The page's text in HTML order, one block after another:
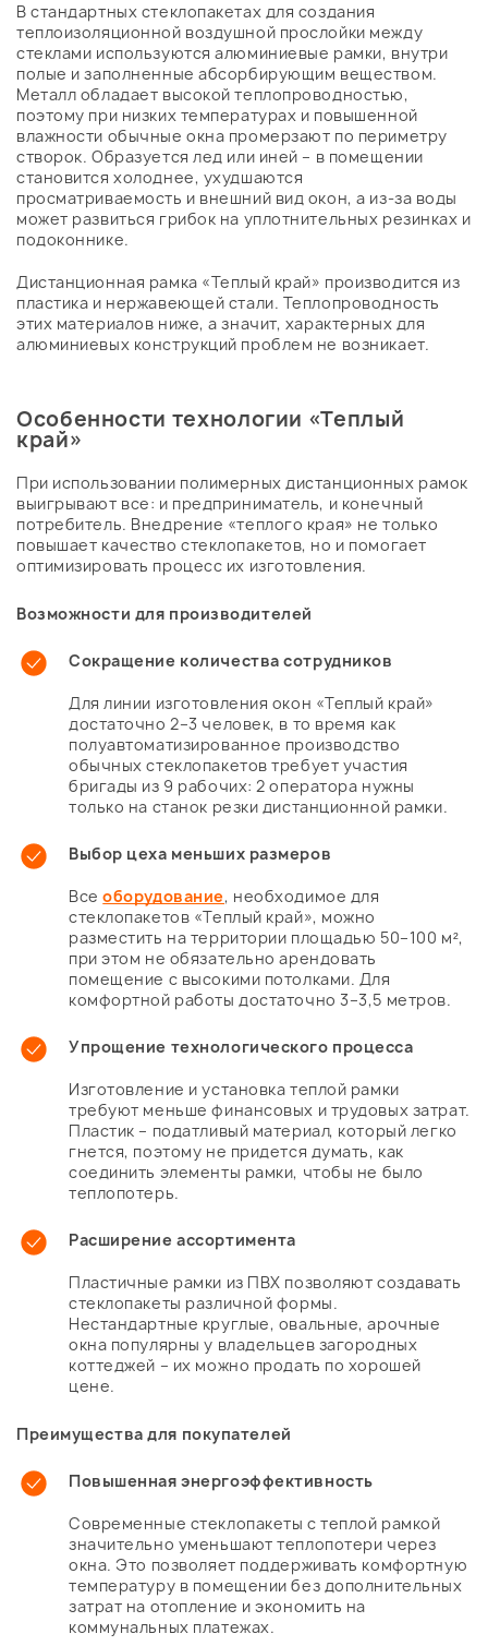
В стандартных стеклопакетах для создания
теплоизоляционной воздушной прослойки между
стеклами используются алюминиевые рамки, внутри
полые и заполненные абсорбирующим веществом.
Металл обладает высокой теплопроводностью,
поэтому при низких температурах и повышенной
влажности обычные окна промерзают по периметру
створок. Образуется лед или иней – в помещении
становится холоднее, ухудшаются
просматриваемость и внешний вид окон, а из-за воды
может развиться грибок на уплотнительных резинках и
подоконнике.
Дистанционная рамка «Теплый край» производится из
пластика и нержавеющей стали. Теплопроводность
этих материалов ниже, а значит, характерных для
алюминиевых конструкций проблем не возникает.
Особенности технологии «Теплый
край»
При использовании полимерных дистанционных рамок
выигрывают все: и предприниматель, и конечный
потребитель. Внедрение «теплого края» не только
повышает качество стеклопакетов, но и помогает
оптимизировать процесс их изготовления.
Возможности для производителей
Сокращение количества сотрудников
Для линии изготовления окон «Теплый край»
достаточно 2–3 человек, в то время как
полуавтоматизированное производство
обычных стеклопакетов требует участия
бригады из 9 рабочих: 2 оператора нужны
только на станок резки дистанционной рамки.
Выбор цеха меньших размеров
Всеоборудование, необходимое для
стеклопакетов «Теплый край», можно
разместить на территории площадью 50–100 м²,
при этом не обязательно арендовать
помещение с высокими потолками. Для
комфортной работы достаточно 3–3,5 метров.
Упрощение технологического процесса
Изготовление и установка теплой рамки
требуют меньше финансовых и трудовых затрат.
Пластик – податливый материал, который легко
гнется, поэтому не придется думать, как
соединить элементы рамки, чтобы не было
теплопотерь.
Расширение ассортимента
Пластичные рамки из ПВХ позволяют создавать
стеклопакеты различной формы.
Нестандартные круглые, овальные, арочные
окна популярны у владельцев загородных
коттеджей – их можно продать по хорошей
цене.
Преимущества для покупателей
Повышенная энергоэффективность
Современные стеклопакеты с теплой рамкой
значительно уменьшают теплопотери через
окна. Это позволяет поддерживать комфортную
температуру в помещении без дополнительных
затрат на отопление и экономить на
коммунальных платежах.